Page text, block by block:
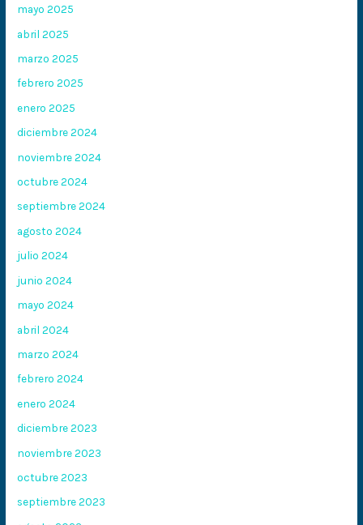
mayo 2025
abril 2025
marzo 2025
febrero 2025
enero 2025
diciembre 2024
noviembre 2024
octubre 2024
septiembre 2024
agosto 2024
julio 2024
junio 2024
mayo 2024
abril 2024
marzo 2024
febrero 2024
enero 2024
diciembre 2023
noviembre 2023
octubre 2023
septiembre 2023